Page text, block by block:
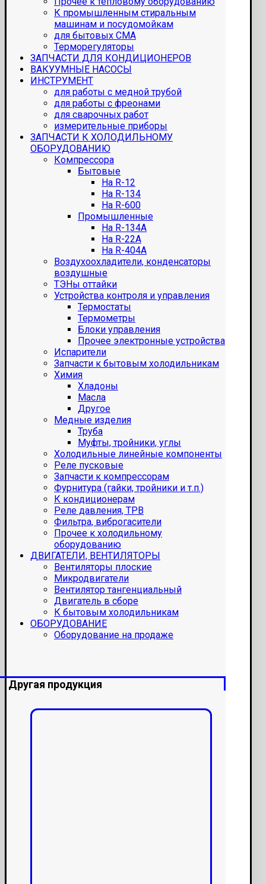
К промышленным стиральным
машинам и посудомойкам
для бытовых СМА
Терморегуляторы
ЗАПЧАСТИ ДЛЯ КОНДИЦИОНЕРОВ
ВАКУУМНЫЕ НАСОСЫ
ИНСТРУМЕНТ
для работы с медной трубой
для работы с фреонами
для сварочных работ
измерительные приборы
ЗАПЧАСТИ К ХОЛОДИЛЬНОМУ
ОБОРУДОВАНИЮ
Компрессора
Бытовые
На R-12
На R-134
На R-600
Промышленные
На R-134A
На R-22A
На R-404A
Воздухоохладители, конденсаторы
воздушные
ТЭНы оттайки
Устройства контроля и управления
Термостаты
Термометры
Блоки управления
Прочее электронные устройства
Испарители
Запчасти к бытовым холодильникам
Химия
Хладоны
Масла
Другое
Медные изделия
Труба
Муфты, тройники, углы
Холодильные линейные компоненты
Реле пусковые
Запчасти к компрессорам
Фурнитура (гайки, тройники и т.п.)
К кондиционерам
Реле давления, ТРВ
Фильтра, виброгасители
Прочее к холодильному
оборудованию
ДВИГАТЕЛИ, ВЕНТИЛЯТОРЫ
Вентиляторы плоские
Микродвигатели
Вентилятор тангенциальный
Двигатель в сборе
К бытовым холодильникам
ОБОРУДОВАНИЕ
Оборудование на продаже
Другая продукция